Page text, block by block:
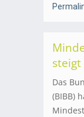
steigt
Das
(BIBB)